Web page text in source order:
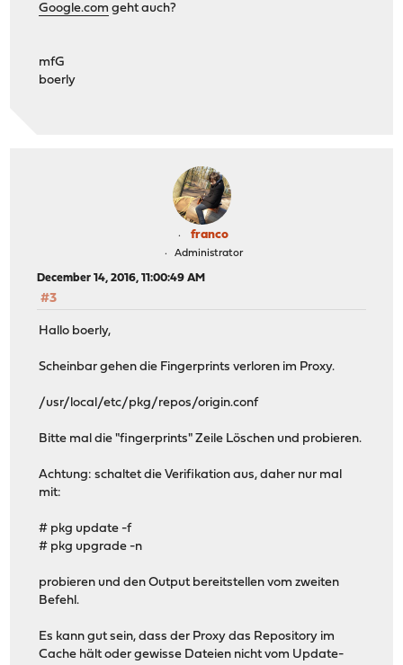
Google.com geht auch?
mfG
boerly
franco
Administrator
December 14, 2016, 11:00:49 AM
#3
Hallo boerly,
Scheinbar gehen die Fingerprints verloren im Proxy.
/usr/local/etc/pkg/repos/origin.conf
Bitte mal die "fingerprints" Zeile Löschen und probieren.
Achtung: schaltet die Verifikation aus, daher nur mal
mit:
# pkg update -f
# pkg upgrade -n
probieren und den Output bereitstellen vom zweiten
Befehl.
Es kann gut sein, dass der Proxy das Repository im
Cache hält oder gewisse Dateien nicht vom Update-